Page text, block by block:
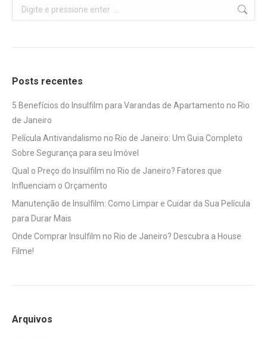
Search:
Posts recentes
5 Benefícios do Insulfilm para Varandas de Apartamento no Rio
de Janeiro
Película Antivandalismo no Rio de Janeiro: Um Guia Completo
Sobre Segurança para seu Imóvel
Qual o Preço do Insulfilm no Rio de Janeiro? Fatores que
Influenciam o Orçamento
Manutenção de Insulfilm: Como Limpar e Cuidar da Sua Película
para Durar Mais
Onde Comprar Insulfilm no Rio de Janeiro? Descubra a House
Filme!
Arquivos